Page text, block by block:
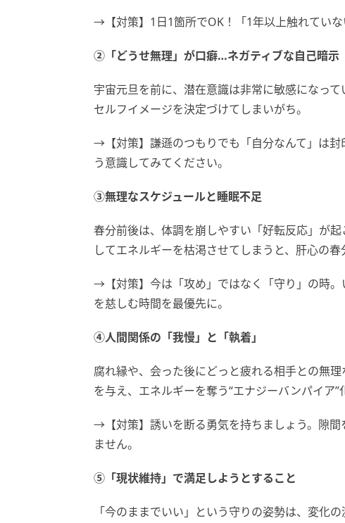
→【対策】1日1箇所でOK！「1年以上触れていな
②「どうせ無理」が口癖…ネガティブな自己暗示
宇宙元旦を前に、潜在意識は非常に敏感になっ
セルフイメージを決定づけてしまいがち。
→【対策】謙遜のつもりでも「自分なんて」は
う意識してみてください。
③無理なスケジュールと睡眠不足
春分前後は、体調を崩しやすい「好転反応」が
してエネルギーを枯渇させてしまうと、肝心の春
→【対策】今は「攻め」ではなく「守り」の時
を慈しむ時間を最優先に。
④人間関係の「我慢」と「執着」
腐れ縁や、会った後にどっと疲れる相手との無
を与え、エネルギーを奪う“エナジーバンパイア”
→【対策】誘いを断る勇気を持ちましょう。隙
ません。
⑤「現状維持」で満足しようとすること
「今のままでいい」という守りの姿勢は、変化